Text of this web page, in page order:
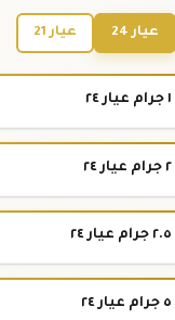
عيار 24 عيار 21